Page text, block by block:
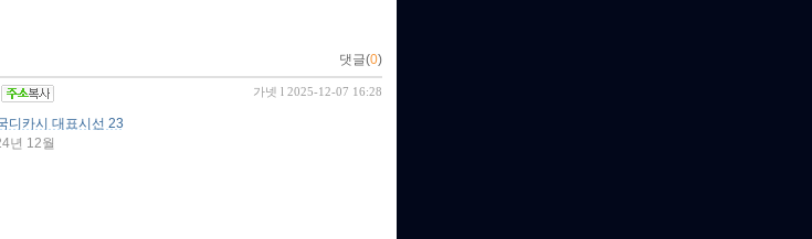
댓글(0)
가넷 l 2025-12-07 16:28
디카시 대표시선 23
년 12월